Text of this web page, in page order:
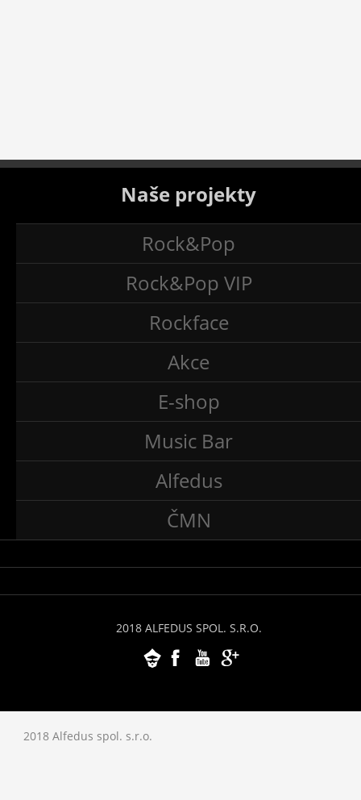
Naše projekty
Rock&Pop
Rock&Pop VIP
Rockface
Akce
E-shop
Music Bar
Alfedus
ČMN
2018 ALFEDUS SPOL. S.R.O.
2018 Alfedus spol. s.r.o.